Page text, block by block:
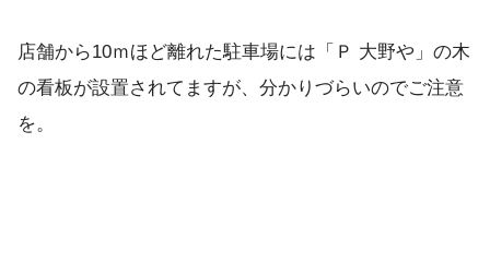
店舗から10ｍほど離れた駐車場には「Ｐ 大野や」の木
の看板が設置されてますが、分かりづらいのでご注意
を。